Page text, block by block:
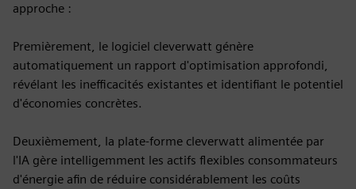
approche :
Premièrement, le logiciel cleverwatt génère
automatiquement un rapport d'optimisation approfondi,
révélant les inefficacités existantes et identifiant le potentiel
d'économies concrètes.
Deuxièmement, la plate-forme cleverwatt alimentée par
l'IA gère intelligemment les actifs flexibles consommateurs
d'énergie afin de réduire considérablement les coûts